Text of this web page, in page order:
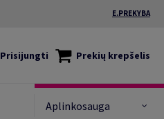
E.PREKYBA
Prisijungti Prekių krepšelis
Aplinkosauga